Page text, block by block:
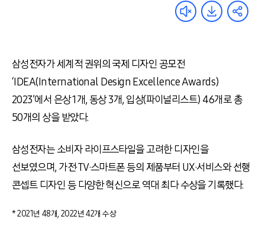
삼성전자가 세계적 권위의 국제 디자인 공모전
‘IDEA(International Design Excellence Awards)
2023’에서 은상1개,동상3개, 입상(파이널리스트) 46개로 총
50개의 상을 받았다.
삼성전자는 소비자 라이프스타일을 고려한 디자인을
선보였으며, 가전·TV·스마트폰 등의 제품부터 UX·서비스와 선행
콘셉트 디자인 등 다양한 혁신으로 역대 최다 수상을 기록했다.
* 2021년 48개, 2022년 42개 수상